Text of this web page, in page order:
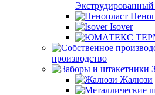
Isover
производство
Жалюзи